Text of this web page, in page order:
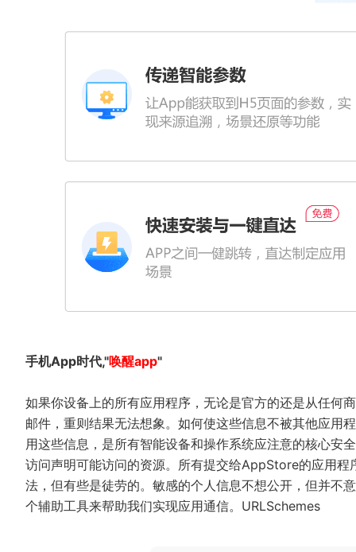
手机App时代,"唤醒app"
如果你设备上的所有应用程序，无论是官方的还是从任何
邮件，重则结果无法想象。如何使这些信息不被其他应用
用这些信息，是所有智能设备和操作系统应注意的核心安
访问声明可能访问的资源。所有提交给AppStore的应用
法，但有些是徒劳的。敏感的个人信息不想公开，但并不
个辅助工具来帮助我们实现应用通信。URLSchemes